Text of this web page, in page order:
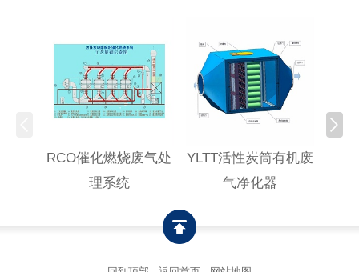
RCO催化燃烧废气处
理系统
YLTT活性炭筒有机废
气净化器